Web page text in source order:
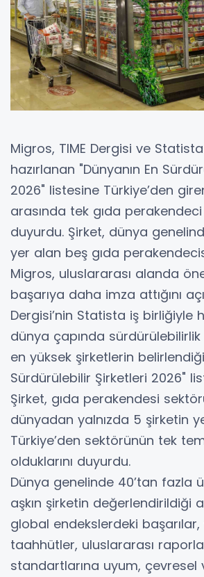
Migros, TIME Dergisi ve
hazırlanan "Dünyanın En
2026" listesine Türkiye’den
arasında tek gıda
duyurdu. Şirket, dünya
yer alan beş gıda
Migros, uluslararası alanda
başarıya daha imza attığını
Dergisi’nin Statista iş birliğiyle
dünya çapında
en yüksek şirketlerin belirlendiği
Sürdürülebilir Şirketleri 2026"
Şirket, gıda perakendesi
dünyadan yalnızda 5 şirketin
Türkiye’den sektörünün tek
olduklarını duyurdu.
Dünya genelinde 40’tan fazla
aşkın şirketin değerlendirildiği
global endekslerdeki başarılar,
taahhütler, uluslararası
standartlarına uyum, çevresel